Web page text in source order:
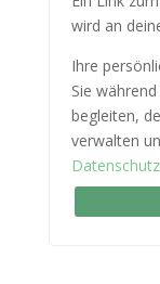
wird an
Ihre
Sie
begleiten,
verwalten